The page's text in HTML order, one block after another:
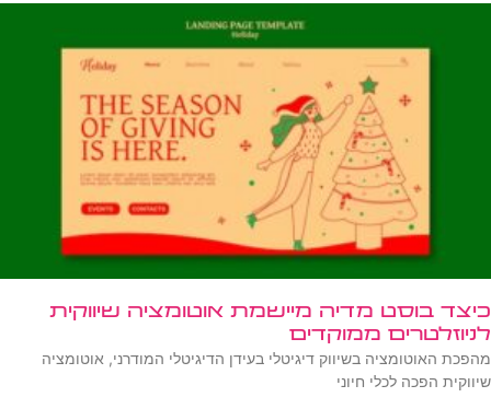
כיצד בוסט מדיה מיישמת אוטומציה שיווקית
לניוזלטרים ממוקדים
מהפכת האוטומציה בשיווק דיגיטלי בעידן הדיגיטלי המודרני, אוטומציה
שיווקית הפכה לכלי חיוני